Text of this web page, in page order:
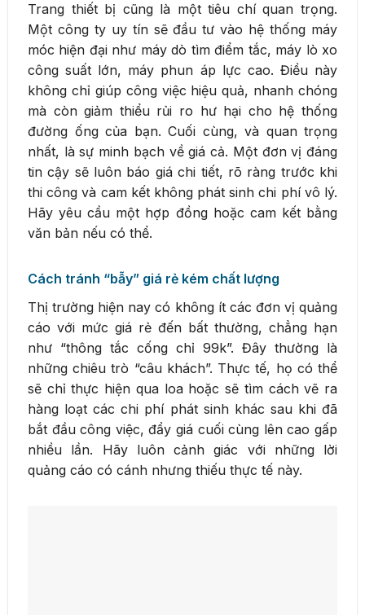
Trang thiết bị cũng là một tiêu chí quan trọng.
Một công ty uy tín sẽ đầu tư vào hệ thống máy
móc hiện đại như máy dò tìm điểm tắc, máy lò xo
công suất lớn, máy phun áp lực cao. Điều này
không chỉ giúp công việc hiệu quả, nhanh chóng
mà còn giảm thiểu rủi ro hư hại cho hệ thống
đường ống của bạn. Cuối cùng, và quan trọng
nhất, là sự minh bạch về giá cả. Một đơn vị đáng
tin cậy sẽ luôn báo giá chi tiết, rõ ràng trước khi
thi công và cam kết không phát sinh chi phí vô lý.
Hãy yêu cầu một hợp đồng hoặc cam kết bằng
văn bản nếu có thể.
Cách tránh “bẫy” giá rẻ kém chất lượng
Thị trường hiện nay có không ít các đơn vị quảng
cáo với mức giá rẻ đến bất thường, chẳng hạn
như “thông tắc cống chỉ 99k”. Đây thường là
những chiêu trò “câu khách”. Thực tế, họ có thể
sẽ chỉ thực hiện qua loa hoặc sẽ tìm cách vẽ ra
hàng loạt các chi phí phát sinh khác sau khi đã
bắt đầu công việc, đẩy giá cuối cùng lên cao gấp
nhiều lần. Hãy luôn cảnh giác với những lời
quảng cáo có cánh nhưng thiếu thực tế này.